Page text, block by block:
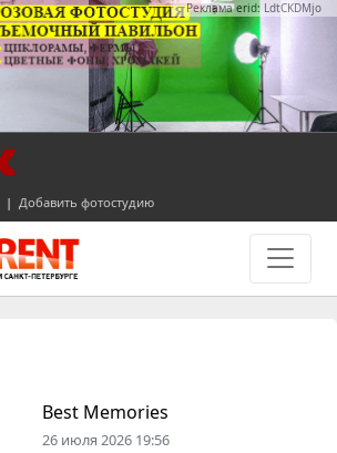
Реклама erid: LdtCKDMjo
| Добавить фотостудию
Best Memories
26 июля 2026 19:56